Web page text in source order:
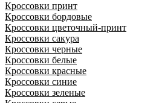
Кроссовки принт
Кроссовки бордовые
Кроссовки цветочный-принт
Кроссовки сакура
Кроссовки черные
Кроссовки белые
Кроссовки красные
Кроссовки синие
Кроссовки зеленые